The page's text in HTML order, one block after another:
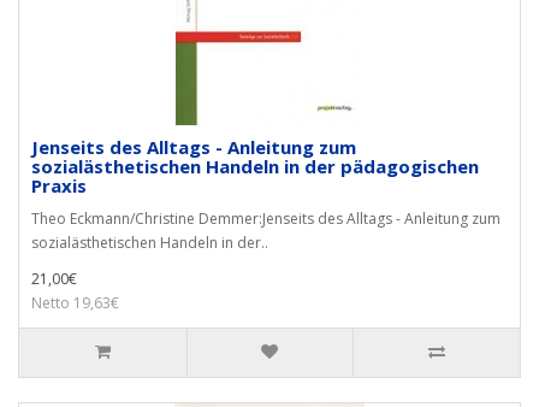
Jenseits des Alltags - Anleitung zum
sozialästhetischen Handeln in der pädagogischen
Praxis
Theo Eckmann/Christine Demmer:Jenseits des Alltags - Anleitung zum
sozialästhetischen Handeln in der..
21,00€
Netto 19,63€